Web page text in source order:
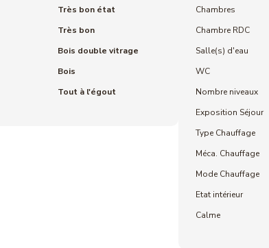
Très bon état
Très bon
Bois double vitrage
Bois
Tout à l'égout
Chambres
Chambre RDC
Salle(s) d'eau
WC
Nombre niveaux
Exposition Séjour
Type Chauffage
Méca. Chauffage
Mode Chauffage
Etat intérieur
Calme